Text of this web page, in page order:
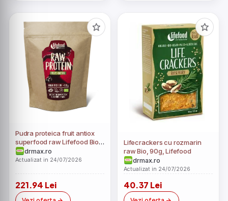
Pudra proteica fruit antiox
superfood raw Lifefood Bio,
450g, Lifefood
drmax.ro
Actualizat in 24/07/2026
221.94 Lei
Lifecrackers cu rozmarin
raw Bio, 90g, Lifefood
drmax.ro
Actualizat in 24/07/2026
40.37 Lei